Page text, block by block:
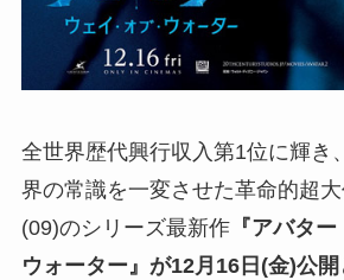
全世界歴代興行収入第1位に輝き
界の常識を一変させた革命的超大
(09)のシリーズ最新作『アバター
ウォーター』が12月16日(金)公開